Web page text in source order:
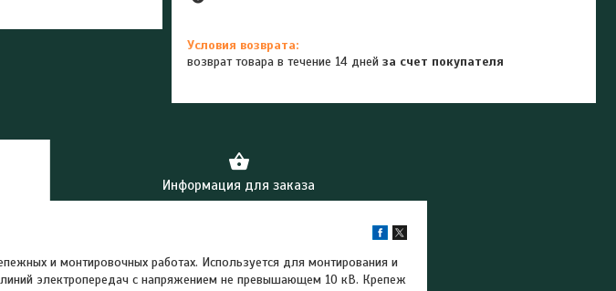
возврат товара в течение 14 днейза счет покупателя
Информация для заказа
и монтировочных работах. Используется для монтирования и
электропередач с напряжением не превышающем 10 кВ. Крепеж